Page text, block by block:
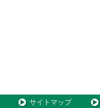
サイトマップ